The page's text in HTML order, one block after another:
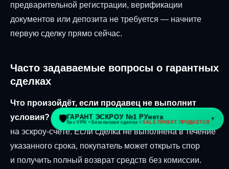
предварительной регистрации, верификации
документов или депозита не требуется — начните
первую сделку прямо сейчас.
Часто задаваемые вопросы о гарантных
сделках
Что произойдёт, если продавец не выполнит
условия?— Средства покупателя остаются
на эскроу-счёте. Если сделка не выполнена в течение
указанного срока, покупатель может открыть спор
и получить полный возврат средств без комиссии.